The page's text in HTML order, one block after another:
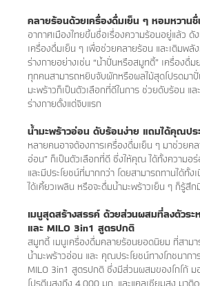
คลายร้อนด้วยเครื่องดื่มเย็น ๆ หอมหวานชื่
อากาศเมืองไทยขึ้นชื่อเรื่องความร้อนอยู่แล้ว ดั
เครื่องดื่มเย็น ๆ เพื่อช่วยคลายร้อน และเติมพลั
ร่างกายอย่างเช่น “น้ำปั่นหรือสมูทตี้” เครื่องดื่
ทุกคนสามารถหยิบจับผักหรือผลไม้สุดโปรดมา
มะพร้าวก็เป็นตัวเลือกที่ดีในการ ช่วยดับร้อน แ
ร่างกายตั้งแต่จิบแรก
น้ำมะพร้าวอ่อน ดับร้อนง่าย แถมได้คุณปร
หลายคนอาจต้องการเครื่องดื่มเย็น ๆ มาช่วยค
อ่อน” ก็เป็นตัวเลือกที่ดี ซึ่งให้คุณ ได้ทั้งความ
และมีประโยชน์ที่มากกว่า โดยสามารถทานได้ทั้
ได้เคี้ยวเพลิน หรือจะดื่มน้ำมะพร้าวเย็น ๆ ก็รู้สึ
เมนูสุดสร้างสรรค์ ด้วยส่วนผสมที่ลงตัวระ
และ MILO 3in1 สูตรปกติ
สมูทตี้ เมนูเครื่องดื่มคลายร้อนยอดนิยม ที่สาม
น้ำมะพร้าวอ่อน และ คุณประโยชน์ทางโภชนากา
MILO 3in1 สูตรปกติ ซึ่งมีส่วนผสมของโกโก้